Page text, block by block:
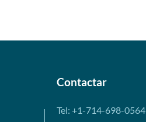
Contactar
Tel: +1-714-698-0564